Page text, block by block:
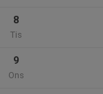
8
Tis
9
Ons